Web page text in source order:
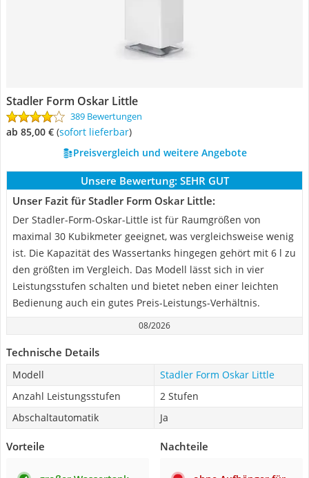
Stadler Form Oskar Little
389 Bewertungen
ab 85,00 € ( Sofort lieferbar)
Preisvergleich und weitere Angebote
Unsere Bewertung: SEHR GUT
Unser Fazit für Stadler Form Oskar Little:
Der Stadler-Form-Oskar-Little ist für Raumgrößen von
maximal 30 Kubikmeter geeignet, was vergleichsweise wenig
ist. Die Kapazität des Wassertanks hingegen gehört mit 6 l zu
den größten im Vergleich. Das Modell lässt sich in vier
Leistungsstufen schalten und bietet neben einer leichten
Bedienung auch ein gutes Preis-Leistungs-Verhältnis.
08/2026
Technische Details
Modell
Stadler Form Oskar Little
Anzahl Leistungsstufen
2 Stufen
Abschaltautomatik
Ja
Vorteile Nachteile